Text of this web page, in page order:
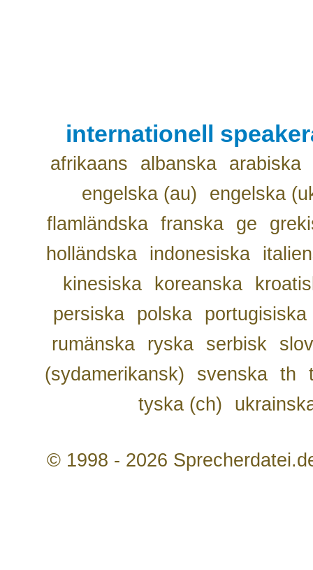
internationell
afrikaans albanska
arabiska
engelska (au)
engelska
flamländska franska ge
holländska
indonesiska
kinesiska
koreanska
persiska
polska
portugisiska
rumänska
ryska serbisk
(sydamerikansk)
svenska th
tyska (ch)
© 1998 - 2026